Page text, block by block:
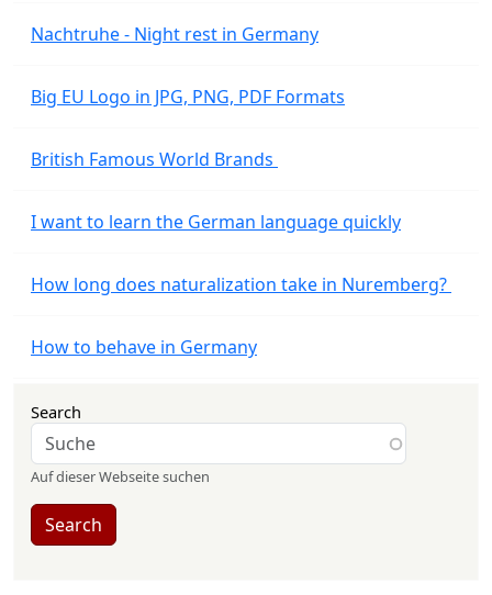
Nachtruhe - Night rest in Germany
Big EU Logo in JPG, PNG, PDF Formats
British Famous World Brands
I want to learn the German language quickly
How long does naturalization take in Nuremberg?
How to behave in Germany
Search
Auf dieser Webseite suchen
Search